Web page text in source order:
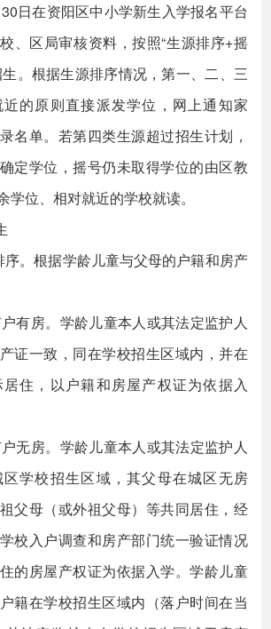
日在资阳区中小学新生入学报名平台
、区局审核资料，按照“生源排序+摇
。根据生源排序情况，第一、二、三
的原则直接派发学位，网上通知家
名单。若第四类生源超过招生计划，
定学位，摇号仍未取得学位的由区教
学位、相对就近的学校就读。
。根据学龄儿童与父母的户籍和房产
房。学龄儿童本人或其法定监护人
证一致，同在学校招生区域内，并在
住，以户籍和房屋产权证为依据入
房。学龄儿童本人或其法定监护人
学校招生区域，其父母在城区无房
父母（或外祖父母）等共同居住，经
校入户调查和房产部门统一验证情况
的房屋产权证为依据入学。学龄儿童
籍在学校招生区域内（落户时间在当